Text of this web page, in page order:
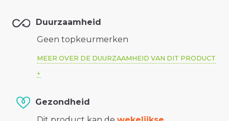
Duurzaamheid
Geen topkeurmerken
MEER OVER DE DUURZAAMHEID VAN DIT PRODUCT
Gezondheid